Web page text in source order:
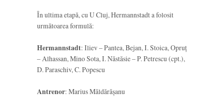
În ultima etapă, cu U Cluj, Hermannstadt a folosit
următoarea formulă:
Hermannstadt: Iliev – Pantea, Bejan, I. Stoica, Opruț
– Alhassan, Mino Sota, I. Năstăsie – P. Petrescu (cpt.),
D. Paraschiv, C. Popescu
Antrenor: Marius Măldărășanu